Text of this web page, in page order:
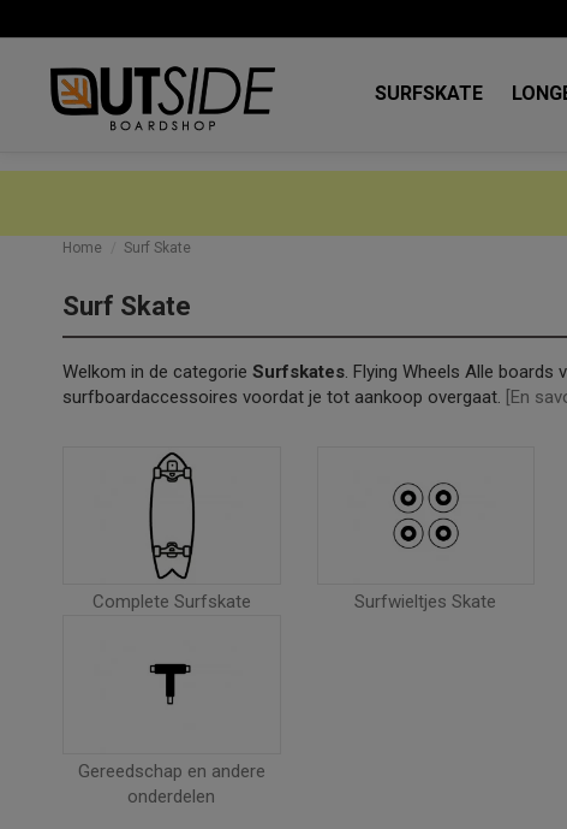
SURFSKATE
Home Surf Skate
Surf Skate
Welkom in de categorie Surfskates . Flying Wheels Alle
surfboardaccessoires voordat je tot aankoop overgaat. [En
Complete Surfskate Surfwieltjes Skate
Gereedschap en andere
onderdelen